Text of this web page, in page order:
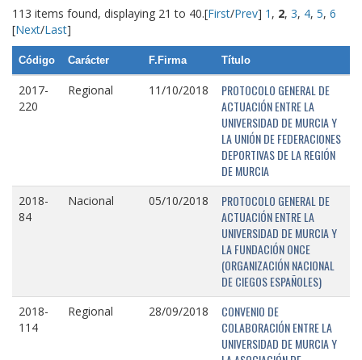
113 items found, displaying 21 to 40.[First/Prev] 1 , 2, 3, 4, 5, 6
[Next/Last]
Código Carácter F.Firma Título
2017-
220
Regional 11/10/2018
PROTOCOLO GENERAL DE
ACTUACIÓN ENTRE LA
UNIVERSIDAD DE MURCIA Y
LA UNIÓN DE FEDERACIONES
DEPORTIVAS DE LA REGIÓN
DE MURCIA
2018-
84
Nacional 05/10/2018
PROTOCOLO GENERAL DE
ACTUACIÓN ENTRE LA
UNIVERSIDAD DE MURCIA Y
LA FUNDACIÓN ONCE
(ORGANIZACIÓN NACIONAL
DE CIEGOS ESPAÑOLES)
2018-
114
Regional 28/09/2018
CONVENIO DE
COLABORACIÓN ENTRE LA
UNIVERSIDAD DE MURCIA Y